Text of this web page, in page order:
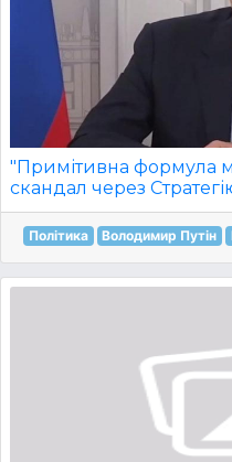
"Примітивна формула
скандал через
Політика Володимир Путін